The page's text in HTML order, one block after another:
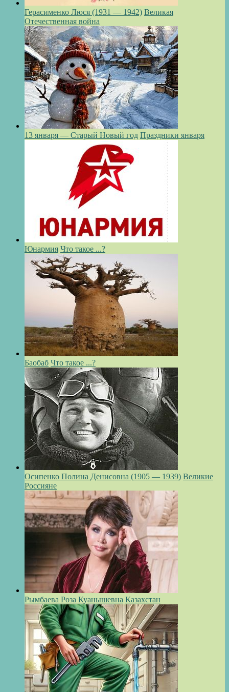
Герасименко Люся (1931 — 1942) Великая
Отечественная война
13 января — Старый Новый год Праздники января
Юнармия Что такое ...?
Баобаб Что такое ...?
Осипенко Полина Денисовна (1905 — 1939) Великие
Россияне
Рымбаева Роза Куанышевна Казахстан